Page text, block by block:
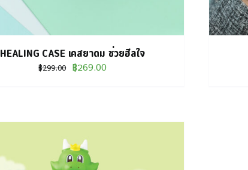
HEALING CASE เคสยาดม ช่วยฮีลใจ
฿299.00 Original
฿269.00Current
MAY
BE
CHOSEN
PRODUCT